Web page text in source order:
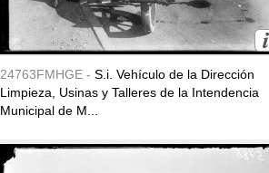
24763FMHGE - S.i. Vehículo de la Dirección
Limpieza, Usinas y Talleres de la Intendencia
Municipal de M...